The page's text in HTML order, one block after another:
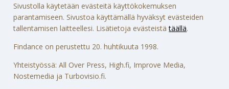
Sivustolla käytetään evästeitä käyttökokemuksen
parantamiseen. Sivustoa käyttämällä hyväksyt evästeiden
tallentamisen laitteellesi. Lisätietoja evästeistätäällä.
Findance on perustettu 20. huhtikuuta 1998.
Yhteistyössä: All Over Press, High.fi, Improve Media,
Nostemedia ja Turbovisio.fi.